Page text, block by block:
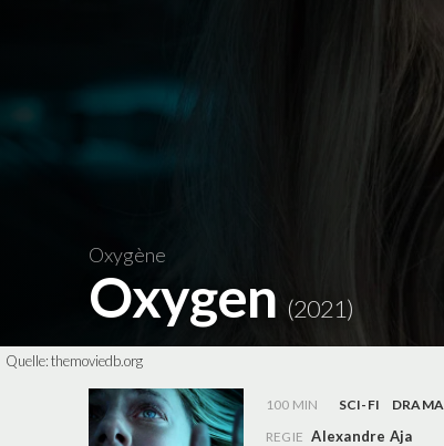
Oxygène
Oxygen (2021)
Quelle:themoviedb.org
100 MIN SCI-FI DRAMA
REGIE Alexandre Aja